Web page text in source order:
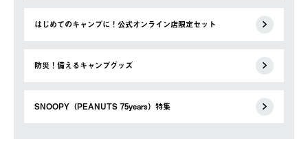
はじめてのキャンプに！公式オンライン店限定セット
防災！備えるキャンプグッズ
SNOOPY（PEANUTS 75years）特集